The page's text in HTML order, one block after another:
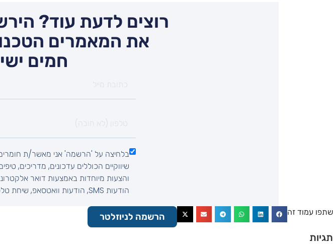
רוצים לדעת עוד?
את המאמרים
חמים
בלחיצה על 'הרשמה' אני מאשר/ת
שיווקיים הכוללים עדכונים, מדריכים,
והצעות מיוחדות באמצעות דואר
הודעות SMS, הודעות וואטסאפ, שיחת טלפון.
שתפו עמוד זה הרשמה לניוזלטר
תגיות